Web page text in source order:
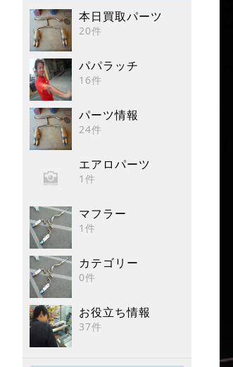
本日買取パーツ
20件
パパラッチ
16件
パーツ情報
24件
エアロパーツ
1件
マフラー
1件
カテゴリー
0件
お役立ち情報
37件